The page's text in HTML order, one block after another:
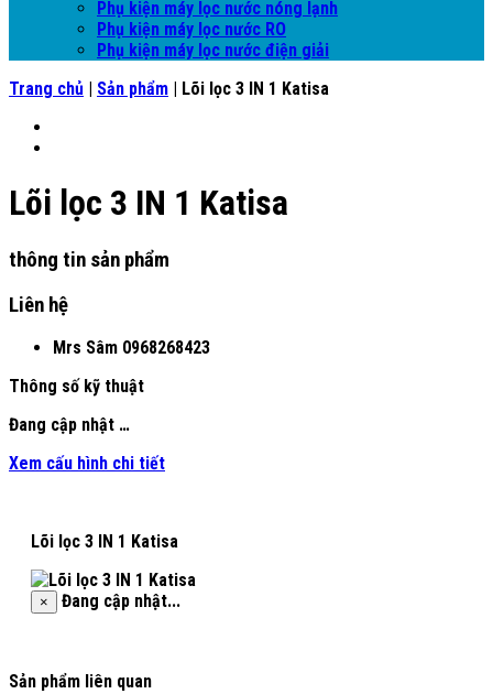
Phụ kiện máy lọc nước nóng lạnh
Phụ kiện máy lọc nước RO
Phụ kiện máy lọc nước điện giải
Trang chủ | Sản phẩm | Lõi lọc 3 IN 1 Katisa
Lõi lọc 3 IN 1 Katisa
thông tin sản phẩm
Liên hệ
Mrs Sâm 0968268423
Thông số kỹ thuật
Đang cập nhật …
Xem cấu hình chi tiết
Lõi lọc 3 IN 1 Katisa
× Đang cập nhật...
Sản phẩm liên quan